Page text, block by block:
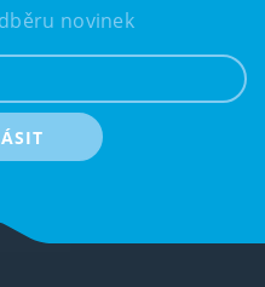
novinek